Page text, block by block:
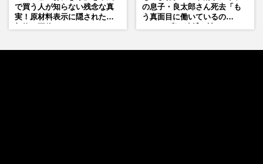
で買う人が知らない残念な真
実！原材料表示に隠された添
の息子・良太郎さん死去「も
う真面目に働いているの